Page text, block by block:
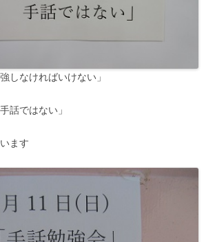
しなければいけない」
話ではない」
ます